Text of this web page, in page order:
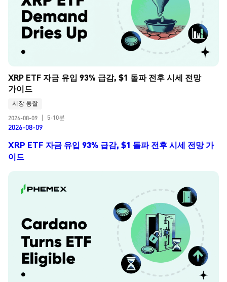
XRP ETF 자금 유입 93% 급감, $1 돌파 전후 시세 전망
가이드
시장 통찰
2026-08-09
5-10분
2026-08-09
XRP ETF 자금 유입 93% 급감, $1 돌파 전후 시세 전망 가
이드